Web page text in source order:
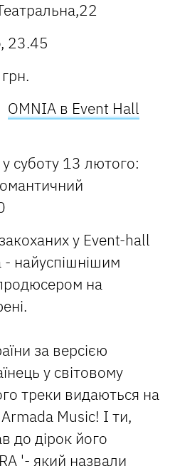
23.45
OMNIA в Event Hall
у Event-hall
найуспішнішим
на
за версією
у світовому
треки видаються на
Music! І ти,
до дірок його
'- який назвали